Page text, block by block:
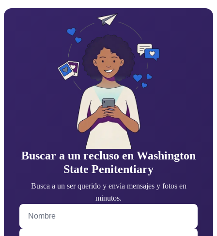
Buscar a un recluso en Washington
State Penitentiary
Busca a un ser querido y envía mensajes y fotos en
minutos.
Nombre
Apellido